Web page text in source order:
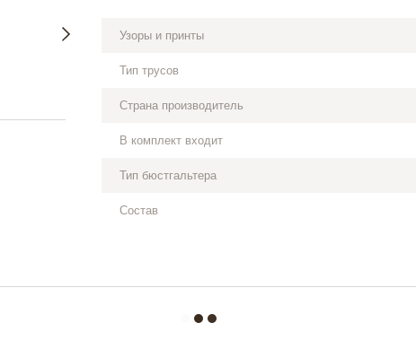
Узоры и принты
Тип трусов
Страна производитель
В комплект входит
Тип бюстгальтера
Состав